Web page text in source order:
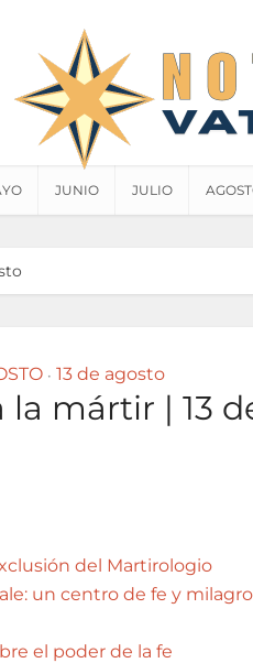
JUNIO JULIO
• 13 de agosto
mártir | 13
del Martirologio
un centro de fe y
el poder de la fe